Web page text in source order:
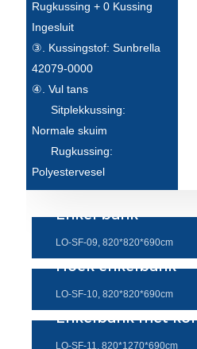
Rugkussing + 0 Kussing
Ingesluit
③. Kussingstof: Sunbrella
42079-0000
④. Vul tans
Sitplekkussing:
Normale skuim
Rugkussing:
Polyestervesel
Enkel bank
LO-SF-09, 820*820*690cm
Hoek enkelbank
LO-SF-10, 820*820*690cm
Enkelbank met
LO-SF-11, 820*1270*690cm